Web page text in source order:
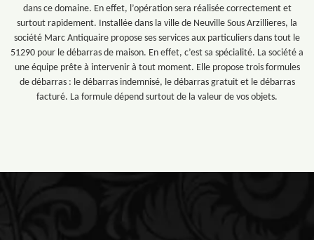
dans ce domaine. En effet, l’opération sera réalisée correctement et
surtout rapidement. Installée dans la ville de Neuville Sous Arzillieres, la
société Marc Antiquaire propose ses services aux particuliers dans tout le
51290 pour le débarras de maison. En effet, c’est sa spécialité. La société a
une équipe prête à intervenir à tout moment. Elle propose trois formules
de débarras : le débarras indemnisé, le débarras gratuit et le débarras
facturé. La formule dépend surtout de la valeur de vos objets.